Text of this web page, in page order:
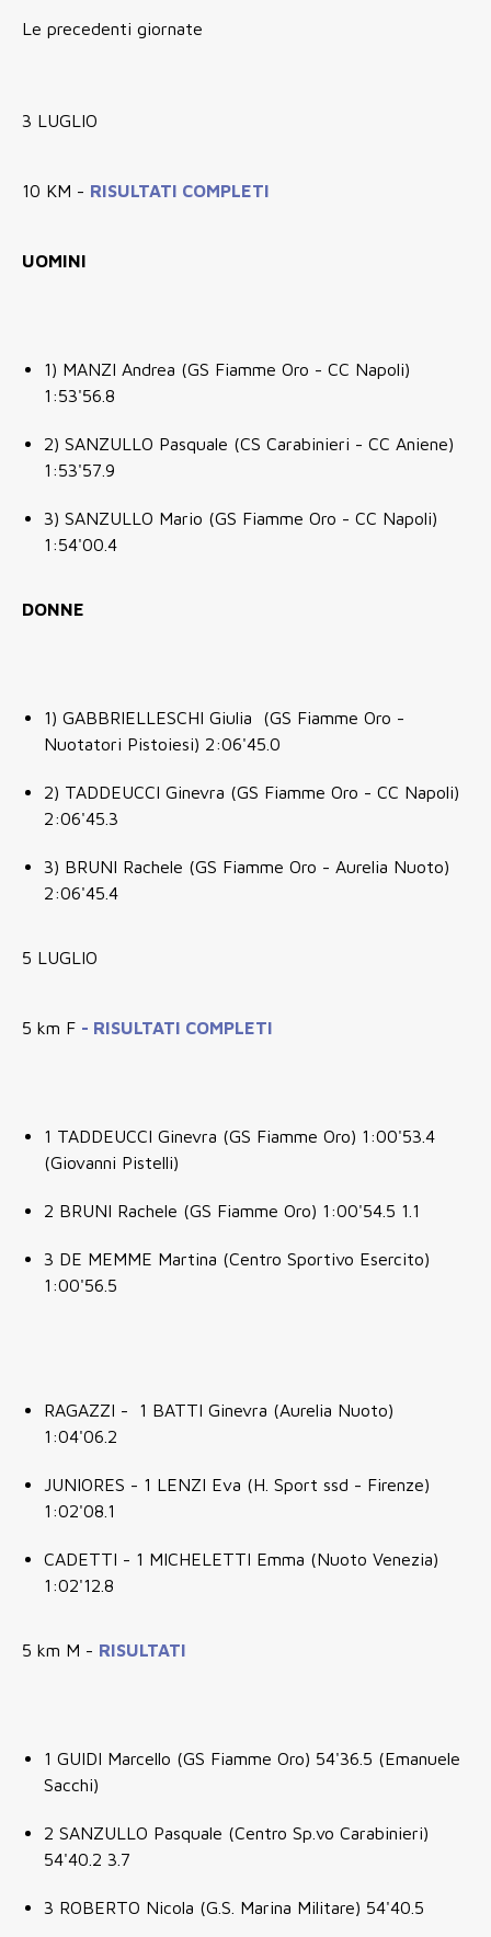
Le precedenti giornate
3 LUGLIO
10 KM - RISULTATI COMPLETI
UOMINI
1) MANZI Andrea (GS Fiamme Oro - CC Napoli)
1:53'56.8
2) SANZULLO Pasquale (CS Carabinieri - CC Aniene)
1:53'57.9
3) SANZULLO Mario (GS Fiamme Oro - CC Napoli)
1:54'00.4
DONNE
1) GABBRIELLESCHI Giulia (GS Fiamme Oro -
Nuotatori Pistoiesi) 2:06'45.0
2) TADDEUCCI Ginevra (GS Fiamme Oro - CC Napoli)
2:06'45.3
3) BRUNI Rachele (GS Fiamme Oro - Aurelia Nuoto)
2:06'45.4
5 LUGLIO
5 km F - RISULTATI COMPLETI
1 TADDEUCCI Ginevra (GS Fiamme Oro) 1:00'53.4
(Giovanni Pistelli)
2 BRUNI Rachele (GS Fiamme Oro) 1:00'54.5 1.1
3 DE MEMME Martina (Centro Sportivo Esercito)
1:00'56.5
RAGAZZI - 1 BATTI Ginevra (Aurelia Nuoto)
1:04'06.2
JUNIORES - 1 LENZI Eva (H. Sport ssd - Firenze)
1:02'08.1
CADETTI - 1 MICHELETTI Emma (Nuoto Venezia)
1:02'12.8
5 km M - RISULTATI
1 GUIDI Marcello (GS Fiamme Oro) 54'36.5 (Emanuele
Sacchi)
2 SANZULLO Pasquale (Centro Sp.vo Carabinieri)
54'40.2 3.7
3 ROBERTO Nicola (G.S. Marina Militare) 54'40.5